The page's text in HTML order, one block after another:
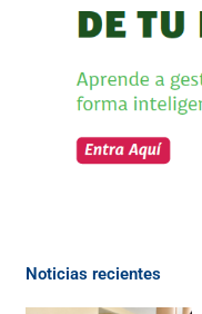
Noticias recientes